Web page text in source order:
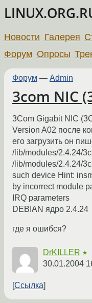
Новости Галерея
Форум Опросы
Форум — Admin
3com NIC
3Com Gigabit NIC
Version A02 после
его загрузить он
/lib/modules/2.4.24/
/lib/modules/2.4.24/
such device Hint:
by incorrect module
IRQ parameters
DEBIAN ядро 2.4.24
где я ошибся?
DrKILLER ★
30.01.2004
Ссылка